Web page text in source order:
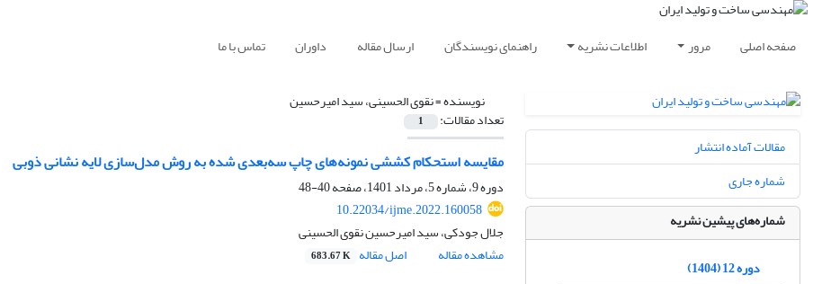
صفحه اصلی مرور اطلاعات نشریه راهنمای نویسندگان ارسال مقاله داوران تماس با ما
نویسنده =نقوی الحسینی، سید امیرحسین
تعداد مقالات: 1
مقایسه استحکام کششی نمونه‌های چاپ سه‌بعدی شده به روش مدل‌سازی لایه نشانی ذوبی
دوره 9، شماره 5، مرداد 1401، صفحه
40-48
10.22034/ijme.2022.160058
جلال جودکی، سید امیرحسین نقوی الحسینی
مشاهده مقاله
اصل مقاله 683.67 K
مقالات آماده انتشار
شماره جاری
شماره‌های پیشین نشریه
دوره 12 (1404)